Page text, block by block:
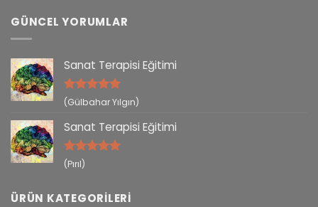
GÜNCEL YORUMLAR
Sanat Terapisi Eğitimi
5 üzerinden
(Gülbahar Yılgın)
Sanat Terapisi Eğitimi
5 üzerinden
(Pırıl)
ÜRÜN KATEGORILERI